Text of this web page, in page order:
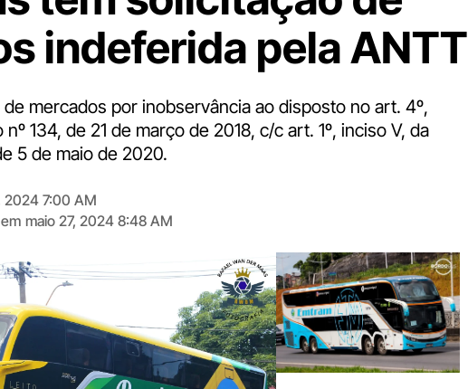
indeferida pela ANTT
mercados por inobservância ao disposto no art. 4º,
134, de 21 de março de 2018, c/c art. 1º, inciso V, da
5 de maio de 2020.
2024 7:00 AM
maio 27, 2024 8:48 AM
Digite
aqui
o
seu
e-
mail